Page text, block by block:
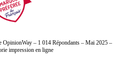
OpinionWay – 1 014 Répondants – Mai 2025 –
impression en ligne